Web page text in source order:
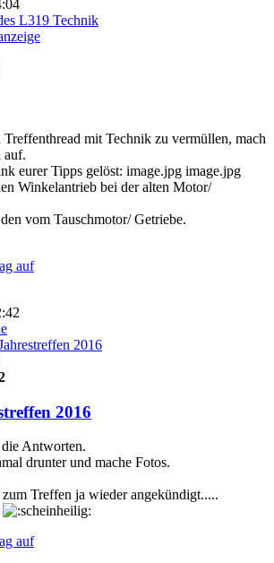
L319 Technik
mit Technik zu vermüllen, mach
auf.
eurer Tipps gelöst: image.jpg image.jpg
Winkelantrieb bei der alten Motor/
vom Tauschmotor/ Getriebe.
auf
2016
2016
Antworten.
drunter und mache Fotos.
Treffen ja wieder angekündigt.....
auf